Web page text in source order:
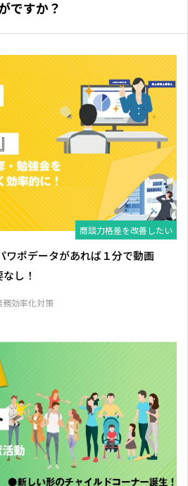
ですか？
商談力格差を改善したい
ワポデータがあれば１分で動画
し！
務効率化対策